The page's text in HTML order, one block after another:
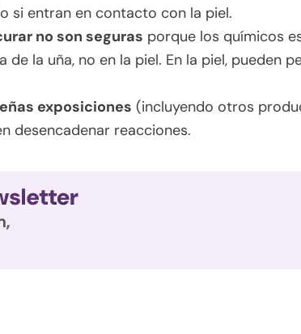
si entran en contacto con la piel.
no son seguras porque los químicos
de la uña, no en la piel. En la piel, pueden
exposiciones (incluyendo otros
desencadenar reacciones.